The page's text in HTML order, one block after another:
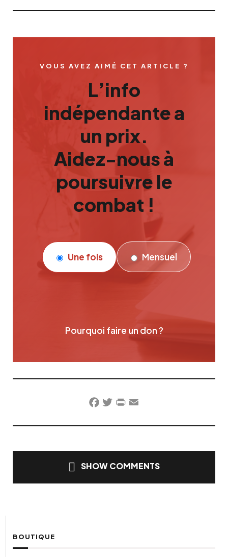
VOUS AVEZ AIMÉ CET ARTICLE ?
L’info
indépendante a
un prix.
Aidez-nous à
poursuivre le
combat !
Une fois Mensuel
Pourquoi faire un don ?
Facebook
TwitterPrintFriendly
Email
SHOW COMMENTS
BOUTIQUE